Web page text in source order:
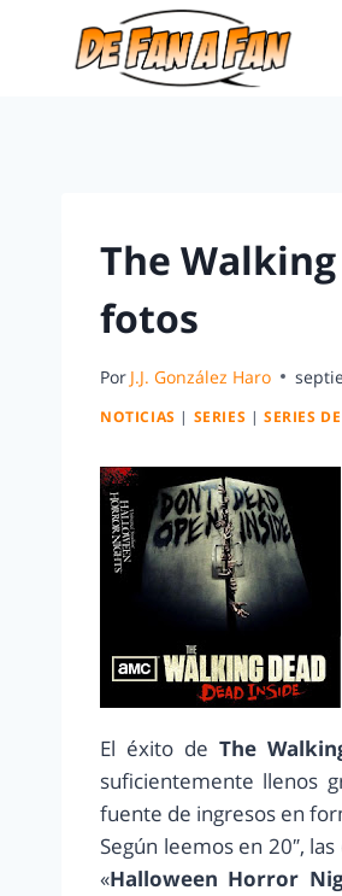
The
fotos
Por J.J. González Haro
NOTICIAS | SERIES | SERIES
El éxito deThe
suficientemente llenos
fuente de ingresos en
Según leemos en 20″,
«Halloween Horror